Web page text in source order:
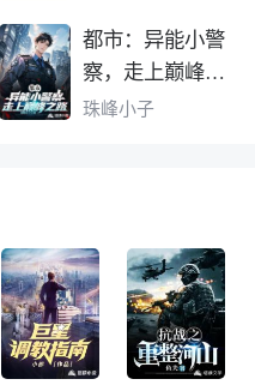
都市：异能小警
察，走上巅峰之
路
珠峰小子